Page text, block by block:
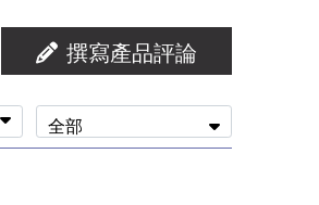
撰寫產品評論
全部